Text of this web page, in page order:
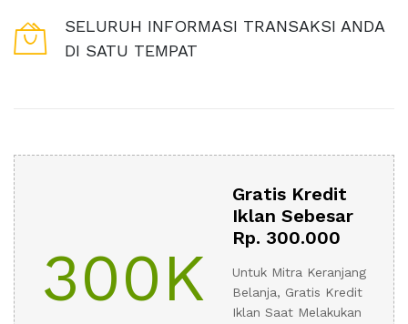
SELURUH INFORMASI TRANSAKSI ANDA
DI SATU TEMPAT
300K
Gratis Kredit
Iklan Sebesar
Rp. 300.000
Untuk Mitra Keranjang
Belanja, Gratis Kredit
Iklan Saat Melakukan